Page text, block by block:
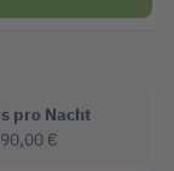
pro Nacht
90,00 €